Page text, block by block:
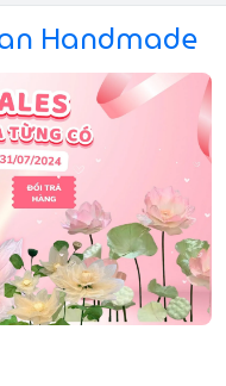
Handmade